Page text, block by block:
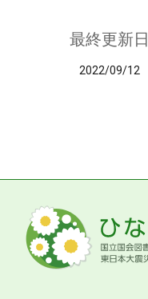
最終更新日
2022/09/12